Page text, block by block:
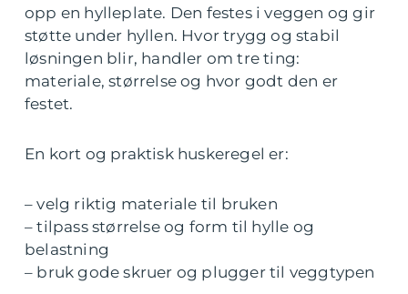
opp en hylleplate. Den festes i veggen og gir
støtte under hyllen. Hvor trygg og stabil
løsningen blir, handler om tre ting:
materiale, størrelse og hvor godt den er
festet.
En kort og praktisk huskeregel er:
– velg riktig materiale til bruken
– tilpass størrelse og form til hylle og
belastning
– bruk gode skruer og plugger til veggtypen